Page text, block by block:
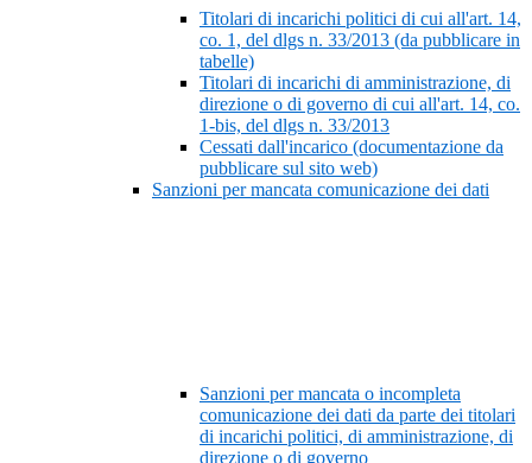
Titolari di incarichi politici di cui all'art. 14,
co. 1, del dlgs n. 33/2013 (da pubblicare in
tabelle)
Titolari di incarichi di amministrazione, di
direzione o di governo di cui all'art. 14, co.
1-bis, del dlgs n. 33/2013
Cessati dall'incarico (documentazione da
pubblicare sul sito web)
Sanzioni per mancata comunicazione dei dati
Sanzioni per mancata o incompleta
comunicazione dei dati da parte dei titolari
di incarichi politici, di amministrazione, di
direzione o di governo